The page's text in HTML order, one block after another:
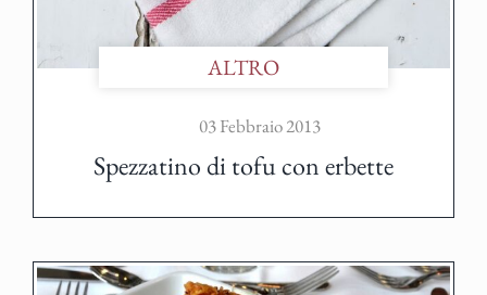
ALTRO
03 Febbraio 2013
Spezzatino di tofu con erbette